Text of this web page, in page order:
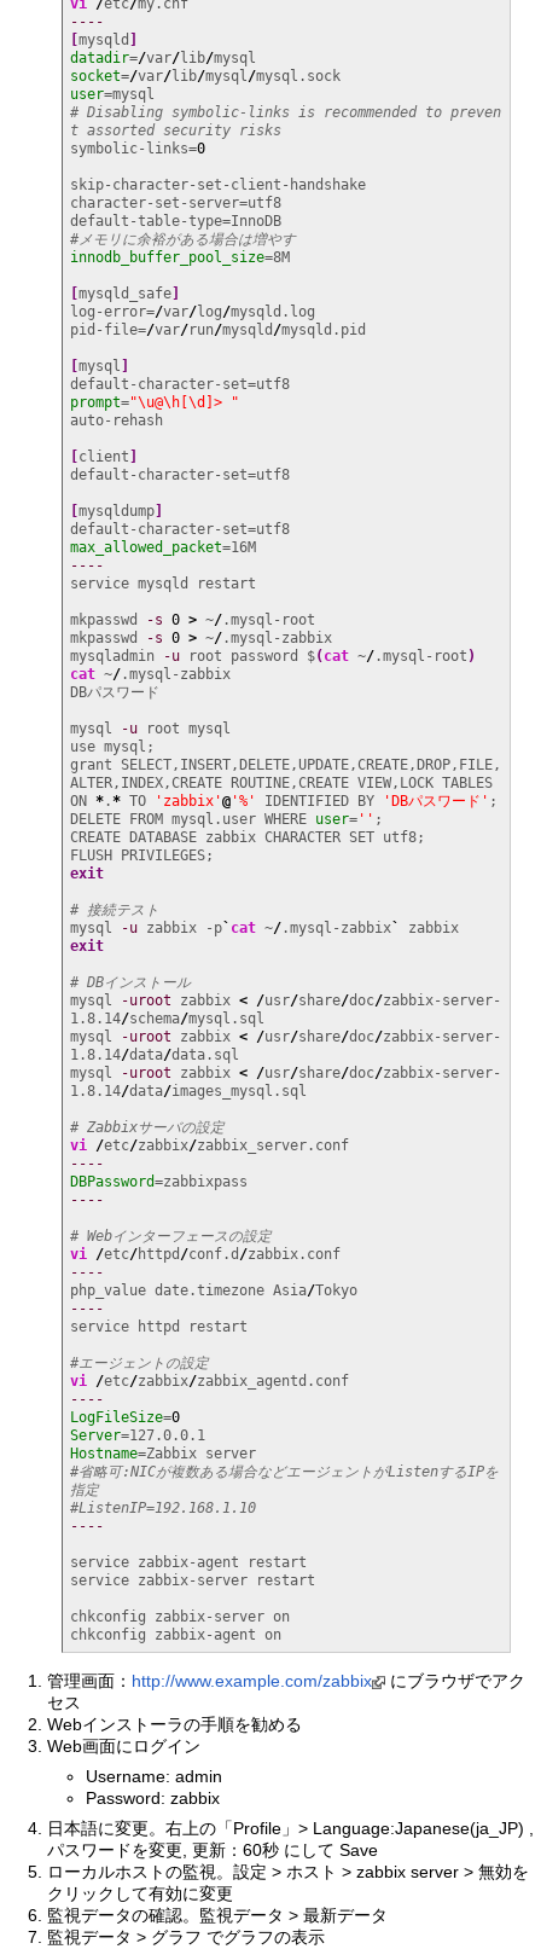
----
[mysqld ]
datadir=/var/lib/
socket=/var/lib/mysql /
mysql.sock
user
# Disabling symbolic-links is recommended to preven
t assorted security risks
symbolic-links=0
skip-character-set-client-handshake
character-set-server=utf8
default-table-type=InnoDB
#メモリに余裕がある場合は増やす
innodb_buffer_pool_size=8M
[mysqld_safe]
log-error=/var/log/mysqld.log
pid-file=/var/run/mysqld /mysqld.pid
[mysql ]
default-character-set=utf8
prompt="\u@\h[\d]> "
auto-rehash
[client]
default-character-set=utf8
[mysqldump]
default-character-set=utf8
max_allowed_packet
=16M
----
service mysqld restart
mkpasswd -s 0 > ~/.mysql-root
mkpasswd
-s 0 > ~/.mysql-zabbix
mysqladmin
-u root password $(cat ~/.mysql-root )
cat ~/.mysql-zabbix
DBパスワード
mysql -u root mysql
use mysql;
grant SELECT,INSERT,DELETE,UPDATE,CREATE,DROP,FILE,
ALTER,INDEX,CREATE ROUTINE,CREATE VIEW,LOCK TABLES
ON *.* TO 'zabbix'@'%' IDENTIFIED BY 'DBパスワード' ;
DELETE FROM mysql.user WHERE user='' ;
CREATE DATABASE zabbix CHARACTER SET utf8;
exit
# 接続テスト
mysql
-u zabbix -p` cat ~/.mysql-zabbix`
zabbix
exit
# DBインストール
mysql
-uroot zabbix < /usr/share/doc/zabbix-server-
1.8.14/schema/mysql.sql
mysql
-uroot zabbix < /usr/share/doc/zabbix-server-
1.8.14/data/data.sql
mysql
-uroot zabbix < /usr/share/doc/zabbix-server-
1.8.14/data/images_mysql.sql
# Zabbixサーバの設定
vi
/etc/zabbix/
zabbix_server.conf
----
DBPassword
----
# Webインターフェースの設定
vi
/etc/httpd /conf.d /
zabbix.conf
----
php_value date.timezone Asia/
Tokyo
----
service httpd restart
#エージェントの設定
vi
/etc/zabbix/
zabbix_agentd.conf
----
LogFileSize=0
Server
Hostname
=Zabbix server
#省略可:NICが複数ある場合などエージェントがListenするIPを
指定
#ListenIP=192.168.1.10
----
service zabbix-agent restart
service zabbix-server restart
chkconfig zabbix-server on
chkconfig zabbix-agent on
管理画面： http://www.example.com/zabbix
にブラウザでアク
セス
Webインストーラの手順を勧める
Web画面にログイン
Username: admin
Password: zabbix
日本語に変更。右上の「Profile」> Language:Japanese(ja_JP) ,
パスワードを変更, 更新：60秒 にして Save
ローカルホストの監視。設定 > ホスト > zabbix server > 無効を
クリックして有効に変更
監視データの確認。監視データ > 最新データ
監視データ > グラフ でグラフの表示